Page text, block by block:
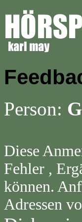
Person:
Diese
Fehler ,
können.
Adressen